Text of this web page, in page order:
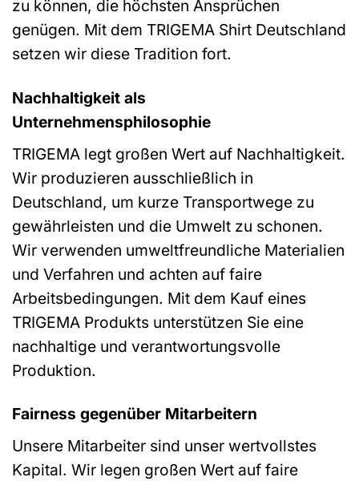
zu können, die höchsten Ansprüchen
genügen. Mit dem TRIGEMA Shirt Deutschland
setzen wir diese Tradition fort.
Nachhaltigkeit als
Unternehmensphilosophie
TRIGEMA legt großen Wert auf Nachhaltigkeit.
Wir produzieren ausschließlich in
Deutschland, um kurze Transportwege zu
gewährleisten und die Umwelt zu schonen.
Wir verwenden umweltfreundliche Materialien
und Verfahren und achten auf faire
Arbeitsbedingungen. Mit dem Kauf eines
TRIGEMA Produkts unterstützen Sie eine
nachhaltige und verantwortungsvolle
Produktion.
Fairness gegenüber Mitarbeitern
Unsere Mitarbeiter sind unser wertvollstes
Kapital. Wir legen großen Wert auf faire